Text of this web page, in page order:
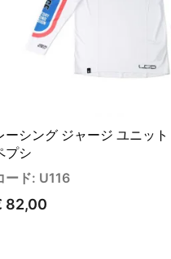
ーシング ジャージ ユニッ
プシ
ード: U116
82,00